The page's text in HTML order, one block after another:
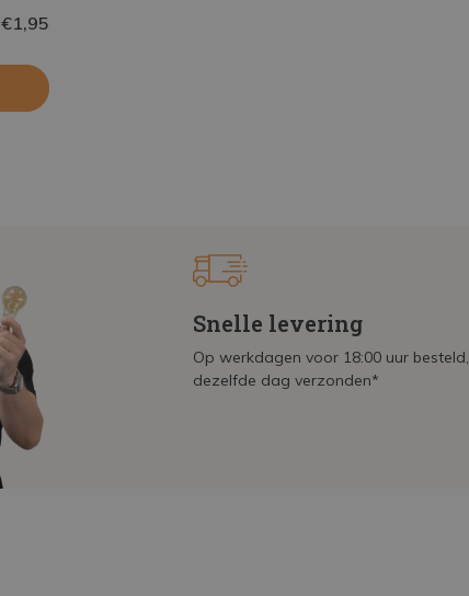
€1,95
Snelle levering
Op werkdagen voor 18:00 uur besteld,
dezelfde dag verzonden*